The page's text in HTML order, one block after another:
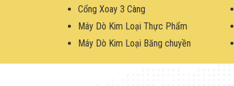
Cổng Xoay 3 Càng
Máy Dò Kim Loại Thực Phẩm
Máy Dò Kim Loại Băng chuyền